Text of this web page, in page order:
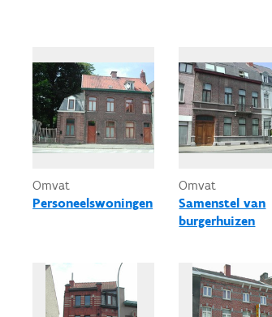
Omvat
Personeelswoningen
Omvat
Samenstel van
burgerhuizen